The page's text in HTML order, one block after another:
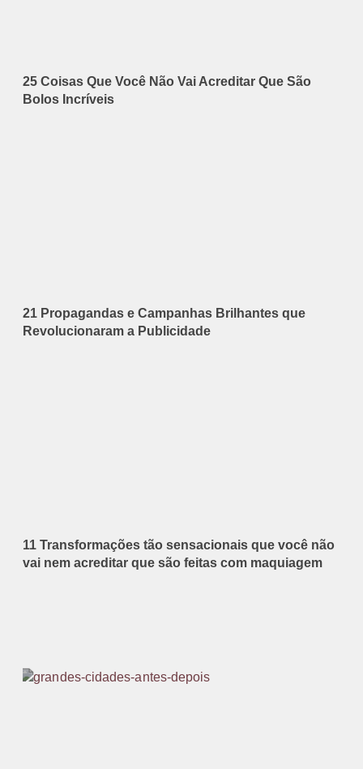
25 Coisas Que Você Não Vai Acreditar Que São
Bolos Incríveis
21 Propagandas e Campanhas Brilhantes que
Revolucionaram a Publicidade
11 Transformações tão sensacionais que você não
vai nem acreditar que são feitas com maquiagem